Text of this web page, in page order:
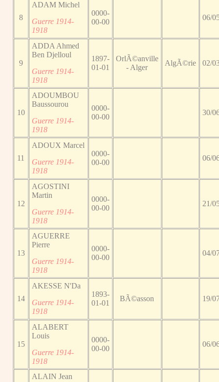
8
ADAM Michel
Guerre 1914-
1918
0000-
00-00
06/
9
ADDA Ahmed
Ben Djelloul
Guerre 1914-
1918
1897-
01-01
OrlÃ©anville
- Alger
AlgÃ©rie 02/
10
ADOUMBOU
Baussourou
Guerre 1914-
1918
0000-
00-00
30/
11
ADOUX Marcel
Guerre 1914-
1918
0000-
00-00
06/
12
AGOSTINI
Martin
Guerre 1914-
1918
0000-
00-00
21/
13
AGUERRE
Pierre
Guerre 1914-
1918
0000-
00-00
04/
14
AKESSE N'Da
Guerre 1914-
1918
1893-
01-01
BÃ©asson 19/
15
ALABERT
Louis
Guerre 1914-
1918
0000-
00-00
06/
ALAIN Jean